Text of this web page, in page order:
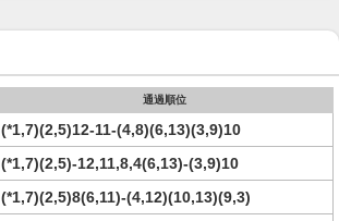
通過順位
(*1,7)(2,5)12-11-(4,8)(6,13)(3,9)10
(*1,7)(2,5)-12,11,8,4(6,13)-(3,9)10
(*1,7)(2,5)8(6,11)-(4,12)(10,13)(9,3)